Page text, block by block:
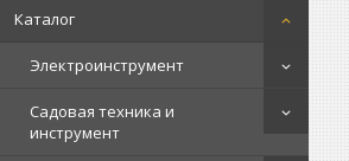
Каталог
Электроинструмент
Садовая техника и
инструмент